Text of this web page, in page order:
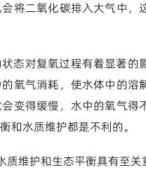
将二氧化碳排入大气中
态对复氧过程有着显著
氧气消耗，使水体中的
变得缓慢，水中的氧气
和水质维护都是不利的。
维护和生态平衡具有至